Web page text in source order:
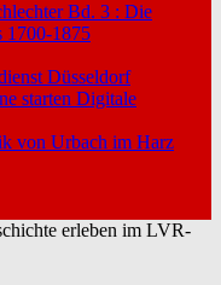
Bd. 3 : Die
1700-1875
Düsseldorf
starten Digitale
von Urbach im Harz
erleben im LVR-